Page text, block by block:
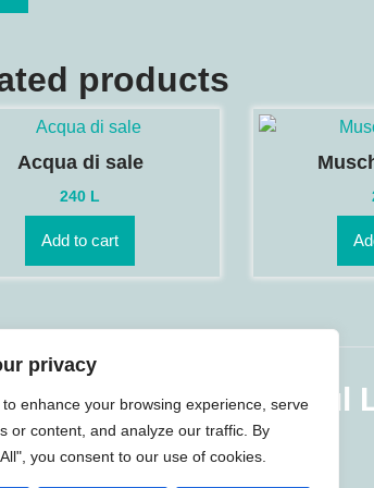
privacy
enhance your browsing experience, serve
or content, and analyze our traffic. By
you consent to our use of cookies.
products
Acqua di sale
240 L
Add to cart
komunitet
cilësorë
Useful
Home